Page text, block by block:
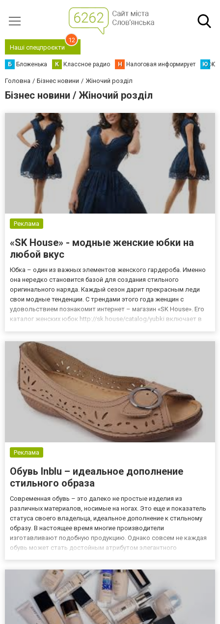
Наші спецпроєкти
12
Б Бложенька К Классное радио Н Налоговая информирует Ю
Головна Бізнес новини Жіночий розділ
Бізнес новини / Жіночий розділ
Реклама
«SK House» - модные женские юбки на
любой вкус
Юбка – один из важных элементов женского гардероба. Именно
она нередко становится базой для создания стильного
оригинального наряда. Каждый сезон дарит прекрасным леди
свои модные тенденции. С трендами этого года женщин с
удовольствием познакомит интернет – магазин «SK House». Его
каталог женских юбок http://sk.house/catalog/yubki включает в
Реклама
Обувь Inblu – идеальное дополнение
стильного образа
Современная обувь – это далеко не простые изделия из
различных материалов, носимые на ногах. Это еще и показатель
статуса своего владельца, идеальное дополнение к стильному
образу. В настоящее время многие производители
изготавливают подобную продукцию. Однако совсем не каждая
обувь может стать достойным атрибутом элегантного
отечественный брен...